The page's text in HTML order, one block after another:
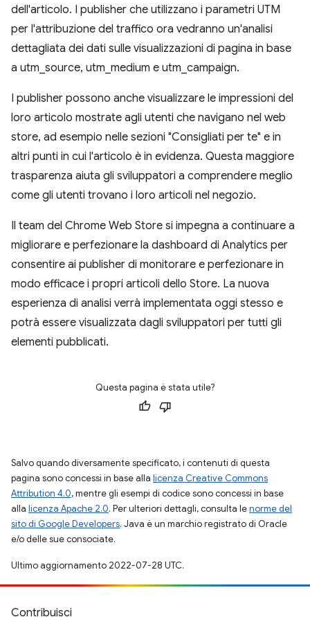
dell'articolo. I publisher che utilizzano i parametri UTM
per l'attribuzione del traffico ora vedranno un'analisi
dettagliata dei dati sulle visualizzazioni di pagina in base
a utm_source, utm_medium e utm_campaign.
I publisher possono anche visualizzare le impressioni del
loro articolo mostrate agli utenti che navigano nel web
store, ad esempio nelle sezioni "Consigliati per te" e in
altri punti in cui l'articolo è in evidenza. Questa maggiore
trasparenza aiuta gli sviluppatori a comprendere meglio
come gli utenti trovano i loro articoli nel negozio.
Il team del Chrome Web Store si impegna a continuare a
migliorare e perfezionare la dashboard di Analytics per
consentire ai publisher di monitorare e perfezionare in
modo efficace i propri articoli dello Store. La nuova
esperienza di analisi verrà implementata oggi stesso e
potrà essere visualizzata dagli sviluppatori per tutti gli
elementi pubblicati.
Questa pagina è stata utile?
Salvo quando diversamente specificato, i contenuti di questa
pagina sono concessi in base alla licenza Creative Commons
Attribution 4.0, mentre gli esempi di codice sono concessi in base
alla licenza Apache 2.0. Per ulteriori dettagli, consulta lenorme del
sito di Google Developers. Java è un marchio registrato di Oracle
e/o delle sue consociate.
Ultimo aggiornamento 2022-07-28 UTC.
Contribuisci